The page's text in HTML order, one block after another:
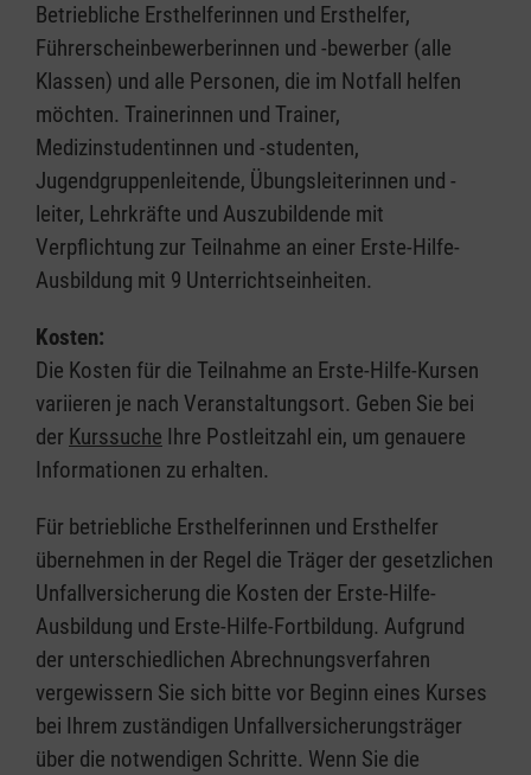
Betriebliche Ersthelferinnen und Ersthelfer,
Führerscheinbewerberinnen und -bewerber (alle
Klassen) und alle Personen, die im Notfall helfen
möchten. Trainerinnen und Trainer,
Medizinstudentinnen und -studenten,
Jugendgruppenleitende, Übungsleiterinnen und -
leiter, Lehrkräfte und Auszubildende mit
Verpflichtung zur Teilnahme an einer Erste-Hilfe-
Ausbildung mit 9 Unterrichtseinheiten.
Kosten:
Die Kosten für die Teilnahme an Erste-Hilfe-Kursen
variieren je nach Veranstaltungsort. Geben Sie bei
der Kurssuche Ihre Postleitzahl ein, um genauere
Informationen zu erhalten.
Für betriebliche Ersthelferinnen und Ersthelfer
übernehmen in der Regel die Träger der gesetzlichen
Unfallversicherung die Kosten der Erste-Hilfe-
Ausbildung und Erste-Hilfe-Fortbildung. Aufgrund
der unterschiedlichen Abrechnungsverfahren
vergewissern Sie sich bitte vor Beginn eines Kurses
bei Ihrem zuständigen Unfallversicherungsträger
über die notwendigen Schritte. Wenn Sie die